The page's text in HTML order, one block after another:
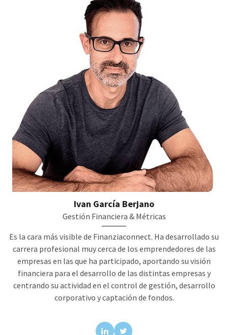
Ivan García Berjano
Gestión Financiera & Métricas
Es la cara más visible de Finanziaconnect. Ha desarrollado su
carrera profesional muy cerca de los emprendedores de las
empresas en las que ha participado, aportando su visión
financiera para el desarrollo de las distintas empresas y
centrando su actividad en el control de gestión, desarrollo
corporativo y captación de fondos.